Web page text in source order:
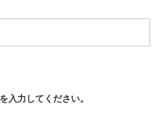
入力してください。